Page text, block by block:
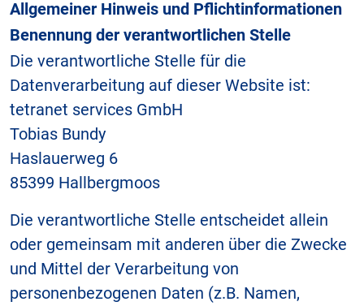
Allgemeiner Hinweis und Pflichtinformationen
Benennung der verantwortlichen Stelle
Die verantwortliche Stelle für die
Datenverarbeitung auf dieser Website ist:
tetranet services GmbH
Tobias Bundy
Haslauerweg 6
85399 Hallbergmoos
Die verantwortliche Stelle entscheidet allein
oder gemeinsam mit anderen über die Zwecke
und Mittel der Verarbeitung von
personenbezogenen Daten (z.B. Namen,